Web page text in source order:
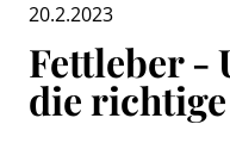
20.2.2023
Fettleber -
die